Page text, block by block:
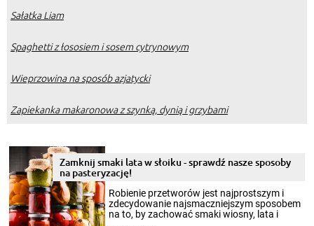
Sałatka Liam
Spaghetti z łososiem i sosem cytrynowym
Wieprzowina na sposób azjatycki
Zapiekanka makaronowa z szynką, dynią i grzybami
Zamknij smaki lata w słoiku - sprawdź nasze sposoby
na pasteryzację!
Robienie przetworów jest najprostszym i
zdecydowanie najsmaczniejszym sposobem
na to, by zachować smaki wiosny, lata i